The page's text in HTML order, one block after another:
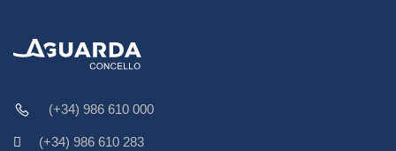
(+34) 986 610 000
(+34) 986 610 283